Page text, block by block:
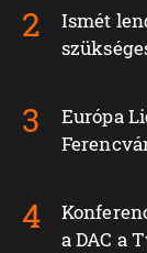
Ismét
Európa
a DAC a